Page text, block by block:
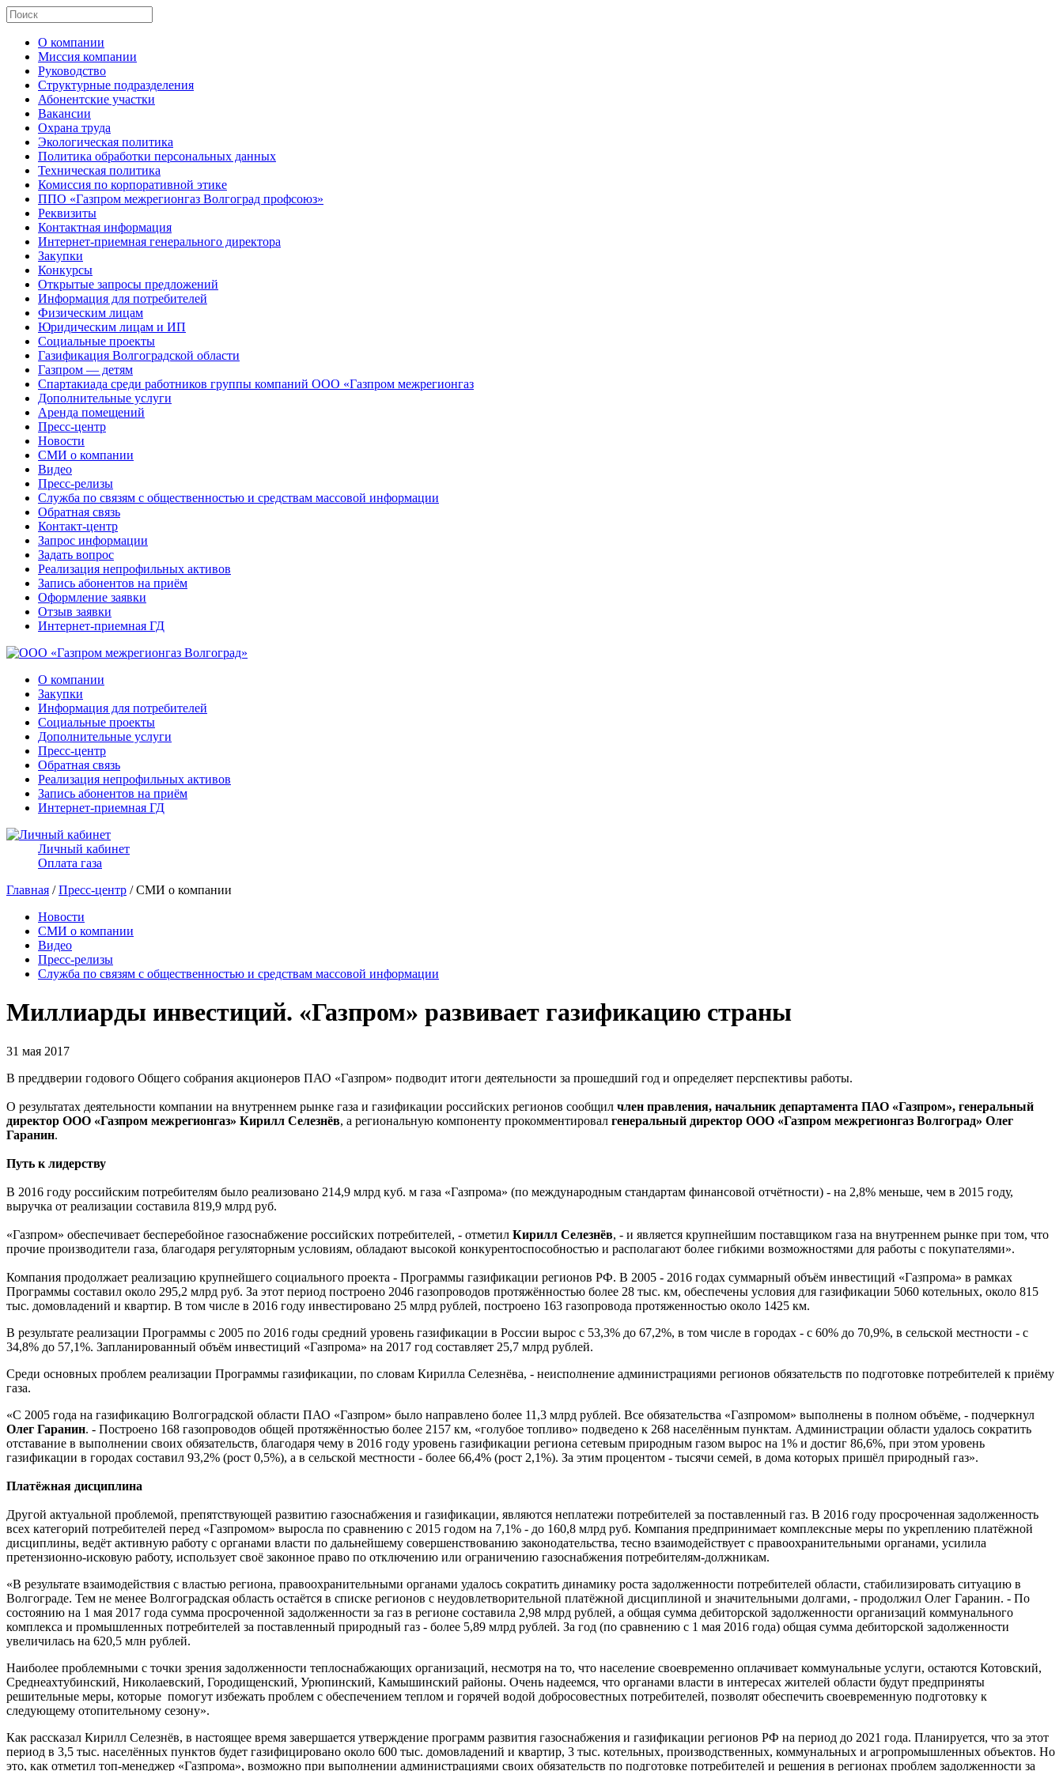
О компании
Миссия компании
Руководство
Структурные подразделения
Абонентские участки
Вакансии
Охрана труда
Экологическая политика
Политика обработки персональных данных
Техническая политика
Комиссия по корпоративной этике
ППО «Газпром межрегионгаз Волгоград профсоюз»
Реквизиты
Контактная информация
Интернет-приемная генерального директора
Закупки
Конкурсы
Открытые запросы предложений
Информация для потребителей
Физическим лицам
Юридическим лицам и ИП
Социальные проекты
Газификация Волгоградской области
Газпром — детям
Спартакиада среди работников группы компаний ООО «Газпром межрегионгаз
Дополнительные услуги
Аренда помещений
Пресс-центр
Новости
СМИ о компании
Видео
Пресс-релизы
Служба по связям с общественностью и средствам массовой информации
Обратная связь
Контакт-центр
Запрос информации
Задать вопрос
Реализация непрофильных активов
Запись абонентов на приём
Оформление заявки
Отзыв заявки
Интернет-приемная ГД
О компании
Закупки
Информация для потребителей
Социальные проекты
Дополнительные услуги
Пресс-центр
Обратная связь
Реализация непрофильных активов
Запись абонентов на приём
Интернет-приемная ГД
Личный кабинет
Оплата газа
Главная /Пресс-центр / СМИ о компании
Новости
СМИ о компании
Видео
Пресс-релизы
Служба по связям с общественностью и средствам массовой информации
Миллиарды инвестиций. «Газпром» развивает газификацию страны
31 мая 2017
В преддверии годового Общего собрания акционеров ПАО «Газпром» подводит итоги деятельности за прошедший год и определяет перспективы работы.
О результатах деятельности компании на внутреннем рынке газа и газификации российских регионов сообщил член правления, начальник департамента ПАО «Газпром», генеральный
директор ООО «Газпром межрегионгаз» Кирилл Селезнёв, а региональную компоненту прокомментировал генеральный директор ООО «Газпром межрегионгаз Волгоград» Олег
Гаранин.
Путь к лидерству
В 2016 году российским потребителям было реализовано 214,9 млрд куб. м газа «Газпрома» (по международным стандартам финансовой отчётности) - на 2,8% меньше, чем в 2015 году,
выручка от реализации составила 819,9 млрд руб.
«Газпром» обеспечивает бесперебойное газоснабжение российских потребителей, - отметил Кирилл Селезнёв, - и является крупнейшим поставщиком газа на внутреннем рынке при том, что
прочие производители газа, благодаря регуляторным условиям, обладают высокой конкурентоспособностью и располагают более гибкими возможностями для работы с покупателями».
Компания продолжает реализацию крупнейшего социального проекта - Программы газификации регионов РФ. В 2005 - 2016 годах суммарный объём инвестиций «Газпрома» в рамках
Программы составил около 295,2 млрд руб. За этот период построено 2046 газопроводов протяжённостью более 28 тыс. км, обеспечены условия для газификации 5060 котельных, около 815
тыс. домовладений и квартир. В том числе в 2016 году инвестировано 25 млрд рублей, построено 163 газопровода протяженностью около 1425 км.
В результате реализации Программы с 2005 по 2016 годы средний уровень газификации в России вырос с 53,3% до 67,2%, в том числе в городах - с 60% до 70,9%, в сельской местности - с
34,8% до 57,1%. Запланированный объём инвестиций «Газпрома» на 2017 год составляет 25,7 млрд рублей.
Среди основных проблем реализации Программы газификации, по словам Кирилла Селезнёва, - неисполнение администрациями регионов обязательств по подготовке потребителей к приёму
газа.
«С 2005 года на газификацию Волгоградской области ПАО «Газпром» было направлено более 11,3 млрд рублей. Все обязательства «Газпромом» выполнены в полном объёме, - подчеркнул
Олег Гаранин. - Построено 168 газопроводов общей протяжённостью более 2157 км, «голубое топливо» подведено к 268 населённым пунктам. Администрации области удалось сократить
отставание в выполнении своих обязательств, благодаря чему в 2016 году уровень газификации региона сетевым природным газом вырос на 1% и достиг 86,6%, при этом уровень
газификации в городах составил 93,2% (рост 0,5%), а в сельской местности - более 66,4% (рост 2,1%). За этим процентом - тысячи семей, в дома которых пришёл природный газ».
Платёжная дисциплина
Другой актуальной проблемой, препятствующей развитию газоснабжения и газификации, являются неплатежи потребителей за поставленный газ. В 2016 году просроченная задолженность
всех категорий потребителей перед «Газпромом» выросла по сравнению с 2015 годом на 7,1% - до 160,8 млрд руб. Компания предпринимает комплексные меры по укреплению платёжной
дисциплины, ведёт активную работу с органами власти по дальнейшему совершенствованию законодательства, тесно взаимодействует с правоохранительными органами, усилила
претензионно-исковую работу, использует своё законное право по отключению или ограничению газоснабжения потребителям-должникам.
«В результате взаимодействия с властью региона, правоохранительными органами удалось сократить динамику роста задолженности потребителей области, стабилизировать ситуацию в
Волгограде. Тем не менее Волгоградская область остаётся в списке регионов с неудовлетворительной платёжной дисциплиной и значительными долгами, - продолжил Олег Гаранин. - По
состоянию на 1 мая 2017 года сумма просроченной задолженности за газ в регионе составила 2,98 млрд рублей, а общая сумма дебиторской задолженности организаций коммунального
комплекса и промышленных потребителей за поставленный природный газ - более 5,89 млрд рублей. За год (по сравнению с 1 мая 2016 года) общая сумма дебиторской задолженности
увеличилась на 620,5 млн рублей.
Наиболее проблемными с точки зрения задолженности теплоснабжающих организаций, несмотря на то, что население своевременно оплачивает коммунальные услуги, остаются Котовский,
Среднеахтубинский, Николаевский, Городищенский, Урюпинский, Камышинский районы. Очень надеемся, что органами власти в интересах жителей области будут предприняты
решительные меры, которые помогут избежать проблем с обеспечением теплом и горячей водой добросовестных потребителей, позволят обеспечить своевременную подготовку к
следующему отопительному сезону».
Как рассказал Кирилл Селезнёв, в настоящее время завершается утверждение программ развития газоснабжения и газификации регионов РФ на период до 2021 года. Планируется, что за этот
период в 3,5 тыс. населённых пунктов будет газифицировано около 600 тыс. домовладений и квартир, 3 тыс. котельных, производственных, коммунальных и агропромышленных объектов. Но
это, как отметил топ-менеджер «Газпрома», возможно при выполнении администрациями своих обязательств по подготовке потребителей и решения в регионах проблем задолженности за